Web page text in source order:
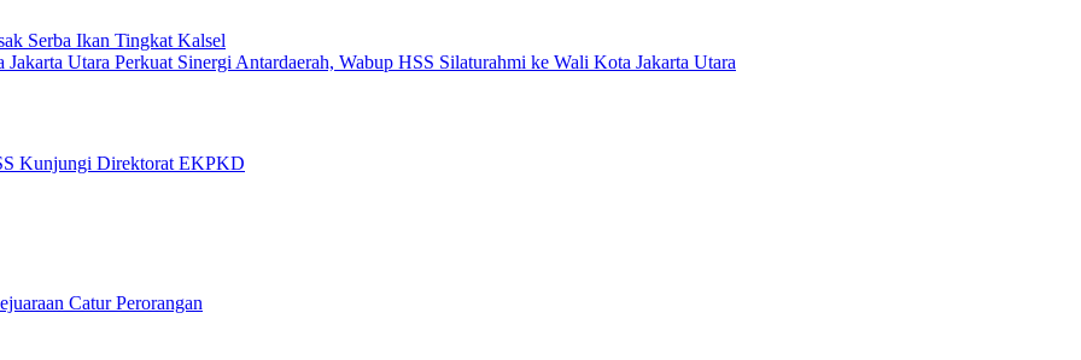
Serba Ikan Tingkat Kalsel
Perkuat Sinergi Antardaerah, Wabup HSS Silaturahmi ke Wali Kota Jakarta Utara
Kunjungi Direktorat EKPKD